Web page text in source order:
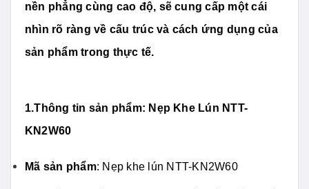
nền phẳng cùng cao độ, sẽ cung cấp một cái
nhìn rõ ràng về cấu trúc và cách ứng dụng của
sản phẩm trong thực tế.
1.Thông tin sản phẩm: Nẹp Khe Lún NTT-
KN2W60
Mã sản phẩm: Nẹp khe lún NTT-KN2W60